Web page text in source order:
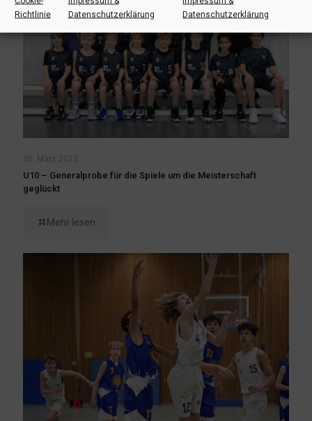
Richtlinie
Datenschutzerklärung
Datenschutzerklärung
30. März 2023
U10 – Generalprobe für die Spiele um die Meisterschaft
geglückt
Mehr lesen